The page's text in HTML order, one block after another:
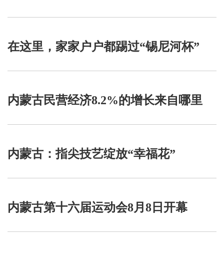
在这里，家家户户都踢过“锡尼河杯”
内蒙古民营经济8.2%的增长来自哪里
内蒙古：指尖技艺绽放“幸福花”
内蒙古第十六届运动会8月8日开幕